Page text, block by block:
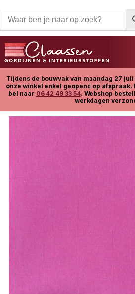
Tijdens de bouwvak van maandag 27
onze winkel enkel geopend op afspraak.
bel naar 06 42 49 33 54. Webshop
werkdagen